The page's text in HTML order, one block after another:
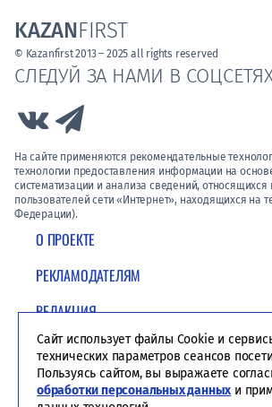
О ПРОЕКТЕ
РЕКЛАМОДАТЕЛЯМ
РЕДАКЦИЯ
ПОЛИТИКА КОНФИДЕНЦИАЛЬНОСТИ
СЛЕДУЙ ЗА НАМИ В
Link to Vk
На сайте применяются рекомендательные
технологии предоставления информации на
систематизации и анализа сведений,
пользователей сети «Интернет», находящихся на
Федерации).
KAZANFIRST
© Kazanfirst 2013 – 2025 all rights reserved
Сайт использует файлы Cookie и
технических параметров сеансов
Пользуясь сайтом, вы выражаете
обработки персональных данных и